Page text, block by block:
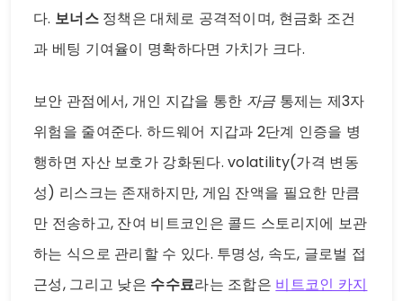
다. 보너스정책은 대체로 공격적이며, 현금화 조건
과 베팅 기여율이 명확하다면 가치가 크다.
보안 관점에서, 개인 지갑을 통한 자금통제는 제3자
위험을 줄여준다. 하드웨어 지갑과 2단계 인증을 병
행하면 자산 보호가 강화된다. volatility(가격 변동
성) 리스크는 존재하지만, 게임 잔액을 필요한 만큼
만 전송하고, 잔여 비트코인은 콜드 스토리지에 보관
하는 식으로 관리할 수 있다. 투명성, 속도, 글로벌 접
근성, 그리고 낮은 수수료라는 조합은 비트코인 카지